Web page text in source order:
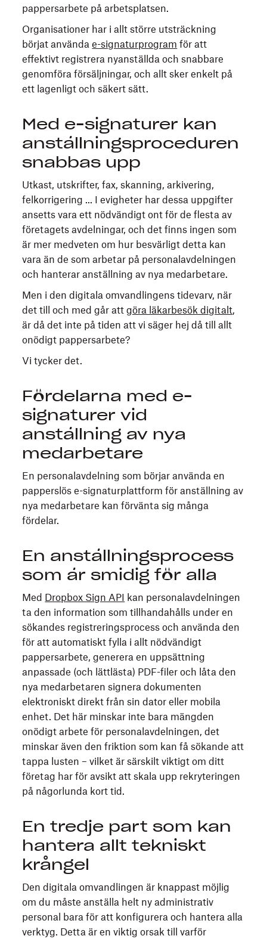
pappersarbete på arbetsplatsen.
Organisationer har i allt större utsträckning
börjat användae-signaturprogram för att
effektivt registrera nyanställda och snabbare
genomföra försäljningar, och allt sker enkelt på
ett lagenligt och säkert sätt.
Med e-signaturer kan
anställningsproceduren
snabbas upp
Utkast, utskrifter, fax, skanning, arkivering,
felkorrigering ... I evigheter har dessa uppgifter
ansetts vara ett nödvändigt ont för de flesta av
företagets avdelningar, och det finns ingen som
är mer medveten om hur besvärligt detta kan
vara än de som arbetar på personalavdelningen
och hanterar anställning av nya medarbetare.
Men i den digitala omvandlingens tidevarv, när
det till och med går attgöra läkarbesök digitalt,
är då det inte på tiden att vi säger hej då till allt
onödigt pappersarbete?
Vi tycker det.
Fördelarna med e-
signaturer vid
anställning av nya
medarbetare
En personalavdelning som börjar använda en
papperslös e-signaturplattform för anställning av
nya medarbetare kan förvänta sig många
fördelar.
En anställningsprocess
som är smidig för alla
Med Dropbox Sign API kan personalavdelningen
ta den information som tillhandahålls under en
sökandes registreringsprocess och använda den
för att automatiskt fylla i allt nödvändigt
pappersarbete, generera en uppsättning
anpassade (och lättlästa) PDF-filer och låta den
nya medarbetaren signera dokumenten
elektroniskt direkt från sin dator eller mobila
enhet. Det här minskar inte bara mängden
onödigt arbete för personalavdelningen, det
minskar även den friktion som kan få sökande att
tappa lusten – vilket är särskilt viktigt om ditt
företag har för avsikt att skala upp rekryteringen
på någorlunda kort tid.
En tredje part som kan
hantera allt tekniskt
krångel
Den digitala omvandlingen är knappast möjlig
om du måste anställa helt ny administrativ
personal bara för att konfigurera och hantera alla
verktyg. Detta är en viktig orsak till varför